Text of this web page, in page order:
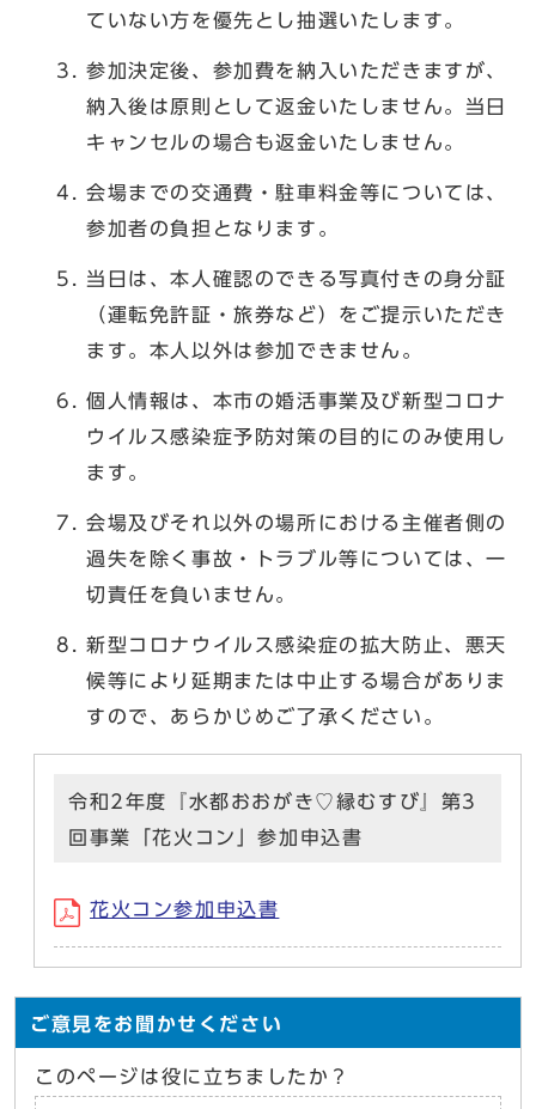
ていない方を優先とし抽選いたします。
参加決定後、参加費を納入いただきますが、
納入後は原則として返金いたしません。当日
キャンセルの場合も返金いたしません。
会場までの交通費・駐車料金等については、
参加者の負担となります。
当日は、本人確認のできる写真付きの身分証
（運転免許証・旅券など）をご提示いただき
ます。本人以外は参加できません。
個人情報は、本市の婚活事業及び新型コロナ
ウイルス感染症予防対策の目的にのみ使用し
ます。
会場及びそれ以外の場所における主催者側の
過失を除く事故・トラブル等については、一
切責任を負いません。
新型コロナウイルス感染症の拡大防止、悪天
候等により延期または中止する場合がありま
すので、あらかじめご了承ください。
令和2年度『水都おおがき♡縁むすび』第3
回事業「花火コン」参加申込書
花火コン参加申込書
ご意見をお聞かせください
このページは役に立ちましたか？